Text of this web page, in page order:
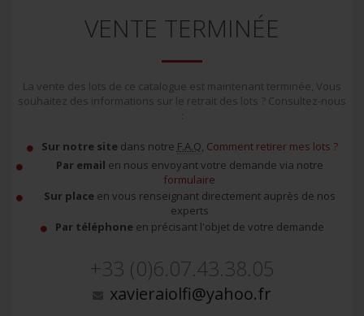
VENTE TERMINÉE
La vente des lots de ce catalogue est maintenant terminée, Vous
souhaitez des informations sur le retrait des lots ? Consultez-nous
Sur notre site dans notre F.A.Q, Comment retirer mes lots ?
Par email en nous envoyant votre demande via notre
formulaire
Sur place en vous renseignant directement auprès de nos
experts
Par téléphone en précisant l'objet de votre demande
+33 (0)6.07.43.38.05
xavieraiolfi@yahoo.fr